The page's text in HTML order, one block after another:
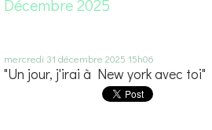
Décembre 2025
mercredi 31 décembre 2025 15h06
"Un jour, j'irai à New york avec toi"